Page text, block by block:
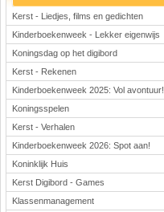
Kerst - Liedjes, films en gedichten
Kinderboekenweek - Lekker eigenwijs
Koningsdag op het digibord
Kerst - Rekenen
Kinderboekenweek 2025: Vol avontuur!
Koningsspelen
Kerst - Verhalen
Kinderboekenweek 2026: Spot aan!
Koninklijk Huis
Kerst Digibord - Games
Klassenmanagement